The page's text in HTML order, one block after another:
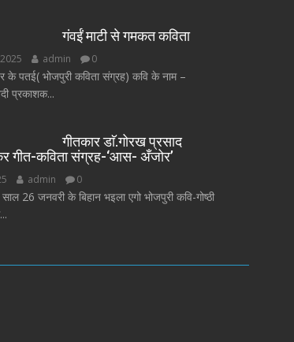
गंवईं माटी से गमकत कविता
admin 0
के पतई( भोजपुरी कविता संग्रह) कवि के नाम –
प्रकाशक...
गीतकार डाॅ.गोरख प्रसाद
गीत-कविता संग्रह-‘आस- अँजोर’
admin 0
26 जनवरी के बिहान भइला एगो भोजपुरी कवि-गोष्ठी